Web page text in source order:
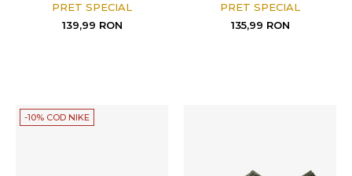
PRET SPECIAL
139,99 RON
PRET SPECIAL
135,99 RON
-10% COD NIKE